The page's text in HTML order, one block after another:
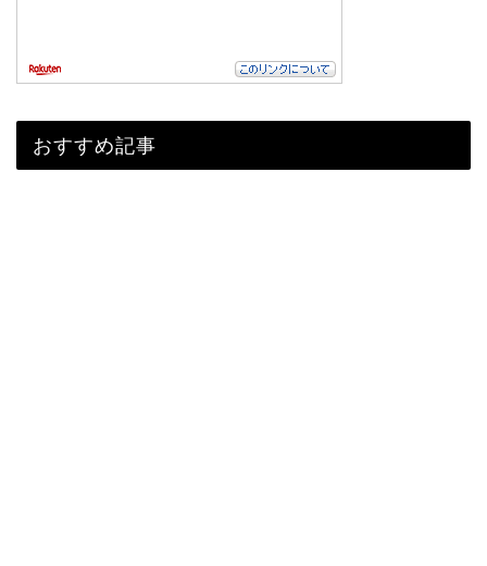
おすすめ記事